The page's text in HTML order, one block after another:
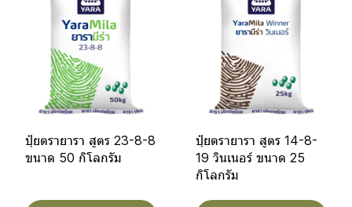
ปุ๋ยตรายารา สูตร 23-8-8
ขนาด 50 กิโลกรัม
ปุ๋ยตรายารา สูตร 14-8-
19 วินเนอร์ ขนาด 25
กิโลกรัม